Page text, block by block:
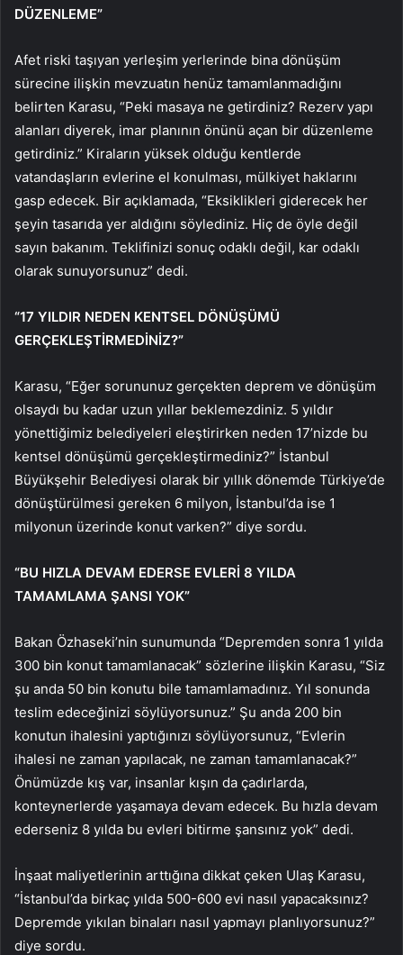
DÜZENLEME”
Afet riski taşıyan yerleşim yerlerinde bina dönüşüm
sürecine ilişkin mevzuatın henüz tamamlanmadığını
belirten Karasu, “Peki masaya ne getirdiniz? Rezerv yapı
alanları diyerek, imar planının önünü açan bir düzenleme
getirdiniz.” Kiraların yüksek olduğu kentlerde
vatandaşların evlerine el konulması, mülkiyet haklarını
gasp edecek. Bir açıklamada, “Eksiklikleri giderecek her
şeyin tasarıda yer aldığını söylediniz. Hiç de öyle değil
sayın bakanım. Teklifinizi sonuç odaklı değil, kar odaklı
olarak sunuyorsunuz” dedi.
“17 YILDIR NEDEN KENTSEL DÖNÜŞÜMÜ
GERÇEKLEŞTİRMEDİNİZ?”
Karasu, “Eğer sorununuz gerçekten deprem ve dönüşüm
olsaydı bu kadar uzun yıllar beklemezdiniz. 5 yıldır
yönettiğimiz belediyeleri eleştirirken neden 17’nizde bu
kentsel dönüşümü gerçekleştirmediniz?” İstanbul
Büyükşehir Belediyesi olarak bir yıllık dönemde Türkiye’de
dönüştürülmesi gereken 6 milyon, İstanbul’da ise 1
milyonun üzerinde konut varken?” diye sordu.
“BU HIZLA DEVAM EDERSE EVLERİ 8 YILDA
TAMAMLAMA ŞANSI YOK”
Bakan Özhaseki’nin sunumunda “Depremden sonra 1 yılda
300 bin konut tamamlanacak” sözlerine ilişkin Karasu, “Siz
şu anda 50 bin konutu bile tamamlamadınız. Yıl sonunda
teslim edeceğinizi söylüyorsunuz.” Şu anda 200 bin
konutun ihalesini yaptığınızı söylüyorsunuz, “Evlerin
ihalesi ne zaman yapılacak, ne zaman tamamlanacak?”
Önümüzde kış var, insanlar kışın da çadırlarda,
konteynerlerde yaşamaya devam edecek. Bu hızla devam
ederseniz 8 yılda bu evleri bitirme şansınız yok” dedi.
İnşaat maliyetlerinin arttığına dikkat çeken Ulaş Karasu,
“İstanbul’da birkaç yılda 500-600 evi nasıl yapacaksınız?
Depremde yıkılan binaları nasıl yapmayı planlıyorsunuz?”
diye sordu.